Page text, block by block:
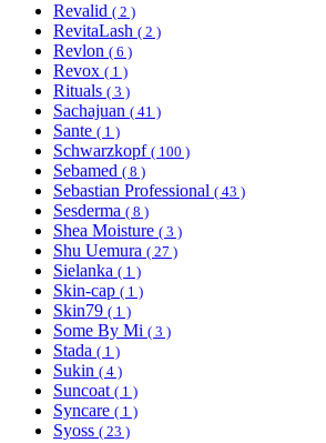
Revalid ( 2 )
RevitaLash ( 2 )
Revlon ( 6 )
Revox ( 1 )
Rituals ( 3 )
Sachajuan ( 41 )
Sante ( 1 )
Schwarzkopf ( 100 )
Sebamed ( 8 )
Sebastian Professional ( 43 )
Sesderma ( 8 )
Shea Moisture ( 3 )
Shu Uemura ( 27 )
Sielanka ( 1 )
Skin-cap ( 1 )
Skin79 ( 1 )
Some By Mi ( 3 )
Stada ( 1 )
Sukin ( 4 )
Suncoat ( 1 )
Syncare ( 1 )
Syoss ( 23 )